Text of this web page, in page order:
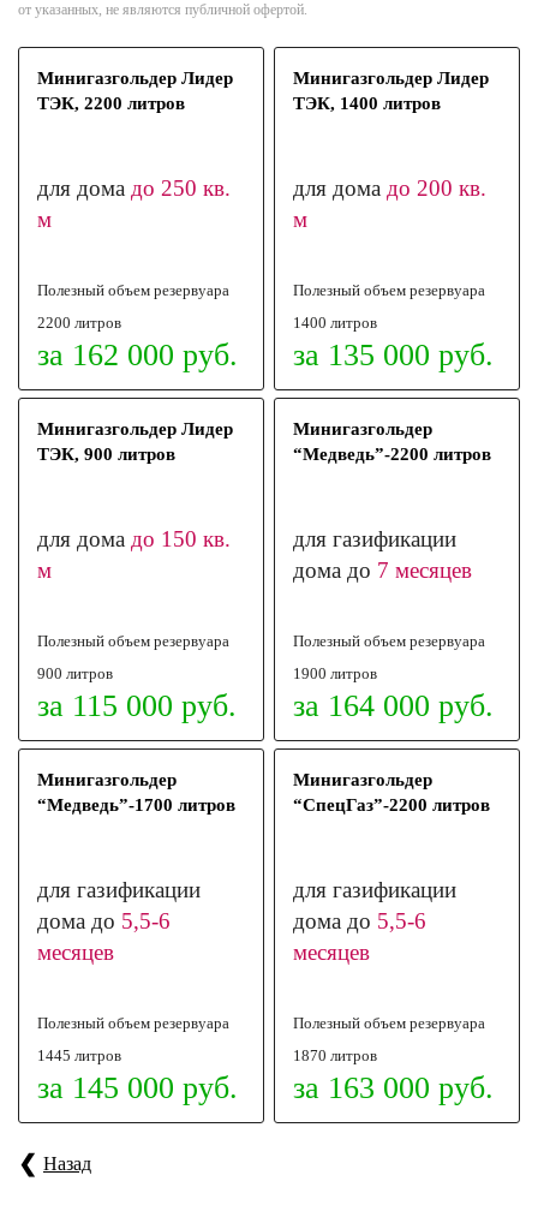
от указанных, не являются публичной офертой.
Минигазгольдер Лидер
ТЭК, 2200 литров
для дома до 250 кв.
м
Полезный объем резервуара
2200 литров
за 162 000 руб.
Минигазгольдер Лидер
ТЭК, 1400 литров
для дома до 200 кв.
м
Полезный объемрезервуара
1400 литров
за 135 000 руб.
Минигазгольдер Лидер
ТЭК, 900 литров
для дома до 150 кв.
м
Полезный объем резервуара
900 литров
за 115 000 руб.
Минигазгольдер
“Медведь”-2200 литров
для газификации
дома до 7 месяцев
Полезный объемрезервуара
1900 литров
за 164 000 руб.
Минигазгольдер
“Медведь”-1700 литров
для газификации
дома до 5,5-6
месяцев
Полезный объем резервуара
1445 литров
за 145 000 руб.
Минигазгольдер
“СпецГаз”-2200 литров
для газификации
дома до 5,5-6
месяцев
Полезный объемрезервуара
1870 литров
за 163 000 руб.
Назад